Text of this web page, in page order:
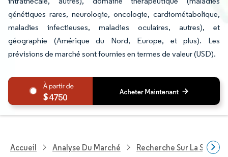
génétiques rares, neurologie, oncologie, cardiométabolique,
maladies infectieuses, maladies oculaires, autres), et
géographie (Amérique du Nord, Europe, et plus). Les
prévisions de marché sont fournies en termes de valeur (USD).
4750
Accueil Analyse Du Marché Recherche Sur La Santé